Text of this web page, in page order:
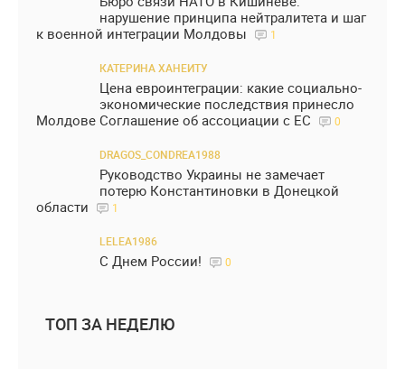
нарушение принципа нейтралитета и шаг
к военной интеграции Молдовы
1
КАТЕРИНА ХАНЕИТУ
Цена евроинтеграции: какие социально-
экономические последствия принесло
Молдове Соглашение об ассоциации с ЕС
0
DRAGOS_CONDREA1988
Руководство Украины не замечает
потерю Константиновки в Донецкой
области
1
LELEA1986
С Днем России! 0
ТОП ЗА НЕДЕЛЮ